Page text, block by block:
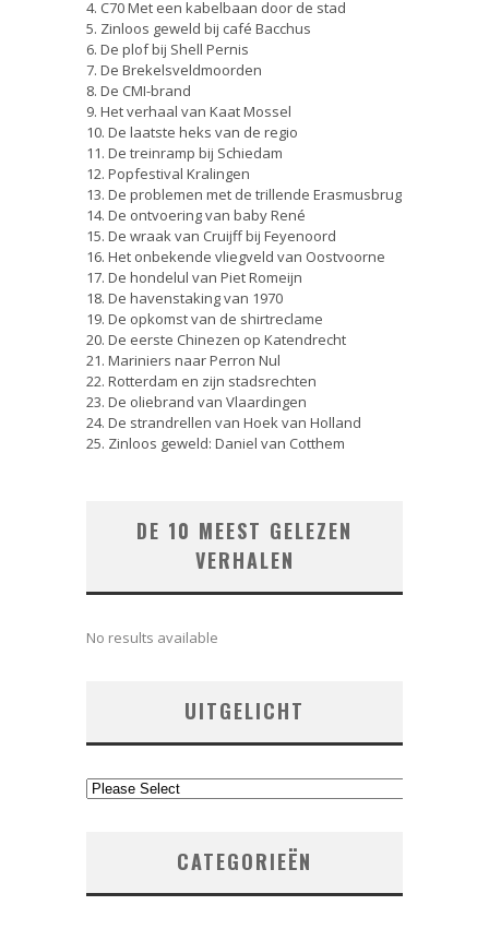
4. C70 Met een kabelbaan door de stad
5. Zinloos geweld bij café Bacchus
6. De plof bij Shell Pernis
7. De Brekelsveldmoorden
8. De CMI-brand
9. Het verhaal van Kaat Mossel
10. De laatste heks van de regio
11. De treinramp bij Schiedam
12. Popfestival Kralingen
13. De problemen met de trillende Erasmusbrug
14. De ontvoering van baby René
15. De wraak van Cruijff bij Feyenoord
16. Het onbekende vliegveld van Oostvoorne
17. De hondelul van Piet Romeijn
18. De havenstaking van 1970
19. De opkomst van de shirtreclame
20. De eerste Chinezen op Katendrecht
21. Mariniers naar Perron Nul
22. Rotterdam en zijn stadsrechten
23. De oliebrand van Vlaardingen
24. De strandrellen van Hoek van Holland
25. Zinloos geweld: Daniel van Cotthem
DE 10 MEEST GELEZEN
VERHALEN
No results available
UITGELICHT
CATEGORIEËN